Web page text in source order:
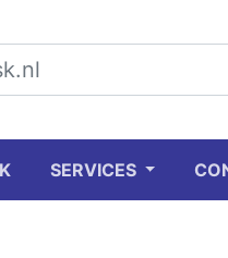
SERVICES